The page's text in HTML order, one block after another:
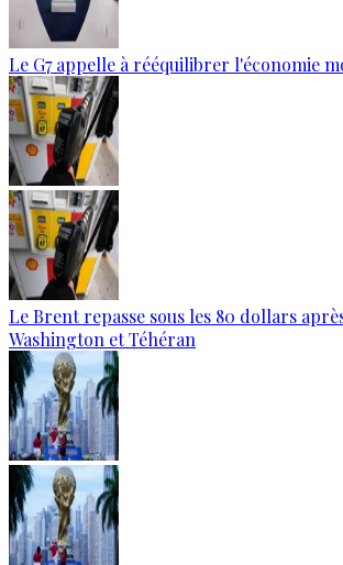
Le G7 appelle à rééquilibrer l'économie
Le Brent repasse sous les 80 dollars
Washington et Téhéran